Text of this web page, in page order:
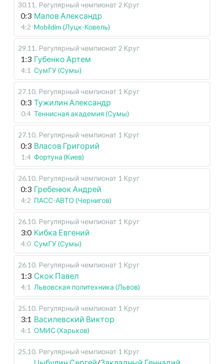
30.11 . Регулярный чемпионат 2 Круг
0:3 Малов Александр
4:2 Mobildim (Луцк-Ковель)
29.11 . Регулярный чемпионат 2 Круг
1:3 Губенко Артем
4:1 СумГУ (Сумы)
27.10. Регулярный чемпионат 1 Круг
0:3 Тужилин Александр
0:4 Теннисная академия (Сумы)
27.10. Регулярный чемпионат 1 Круг
0:3 Власов Григорий
1:4 Фортуна (Киев)
26.10. Регулярный чемпионат 1 Круг
0:3 Гребенюк Андрей
4:2 ПАСС-АВТО (Чернигов)
26.10. Регулярный чемпионат 1 Круг
3:0 Кибка Евгений
4:0 СумГУ (Сумы)
26.10. Регулярный чемпионат 1 Круг
1:3 Скок Павел
4:1 Львовская политехника (Львов)
25.10. Регулярный чемпионат 1 Круг
3:1 Василевский Виктор
4:1 ОМИС (Харьков)
25.10. Регулярный чемпионат 1 Круг